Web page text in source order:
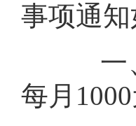
事项通知
一、
每月